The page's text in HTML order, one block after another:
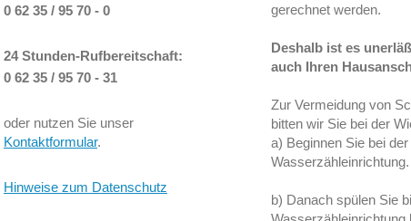
gerechnet werden.
Deshalb ist es
auch Ihren
Zur Vermeidung von
bitten wir Sie bei der
a) Beginnen Sie bei
Wasserzähleinrichtung.
b) Danach spülen Sie
0 62 35 / 95 70 - 0
24 Stunden-Rufbereitschaft:
0 62 35 / 95 70 - 31
oder nutzen Sie unser
Kontaktformular.
Hinweise zum Datenschutz